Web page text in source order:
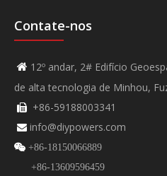
Contate-nos
 12º andar, 2# Edifício
de alta tecnologia de Minhou,
 +86-59188003341
 info@diypowers.com
 +86-18150066889
+86-13609596459